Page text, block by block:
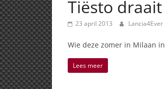
Tiësto
23 april 2013 Lancia4Ever
Wie deze zomer in Milaan
Lees meer